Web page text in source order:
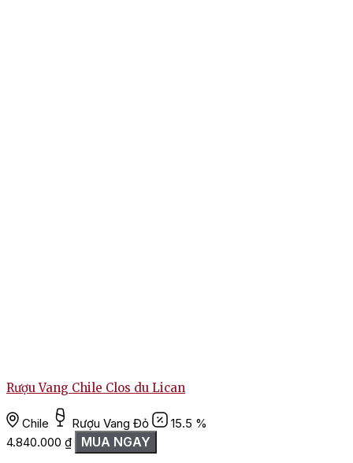
Rượu Vang Chile Clos du Lican
Chile Rượu Vang Đỏ
15.5 %
4.840.000 ₫ MUA NGAY